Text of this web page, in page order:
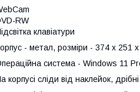
RW
клавіатури
- метал, розміри - 374 x 251
система - Windows 11
корпусі сліди від наклейок,